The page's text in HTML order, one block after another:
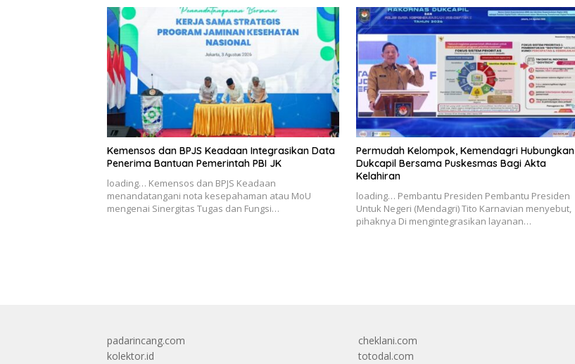
Kemensos dan BPJS Keadaan Integrasikan Data
Penerima Bantuan Pemerintah PBI JK
loading… Kemensos dan BPJS Keadaan
menandatangani nota kesepahaman atau MoU
mengenai Sinergitas Tugas dan Fungsi…
Permudah Kelompok, Kemendagri Hubungkan
Dukcapil Bersama Puskesmas Bagi Akta
Kelahiran
loading… Pembantu Presiden Pembantu Presiden
Untuk Negeri (Mendagri) Tito Karnavian menyebut,
pihaknya Di mengintegrasikan layanan…
padarincang.com
kolektor.id
cheklani.com
totodal.com